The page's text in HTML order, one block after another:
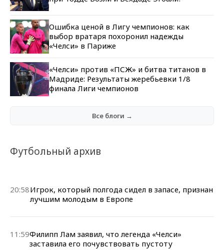
Ошибка ценой в Лигу чемпионов: как
выбор вратаря похоронил надежды
«Челси» в Париже
«Челси» против «ПСЖ» и битва титанов в
Мадриде: Результаты жеребьевки 1/8
финала Лиги чемпионов
Все блоги →
Футбольный архив
20:58Игрок, который полгода сидел в запасе, признан
лучшим молодым в Европе
11:59Филипп Лам заявил, что легенда «Челси»
заставила его почувствовать пустоту